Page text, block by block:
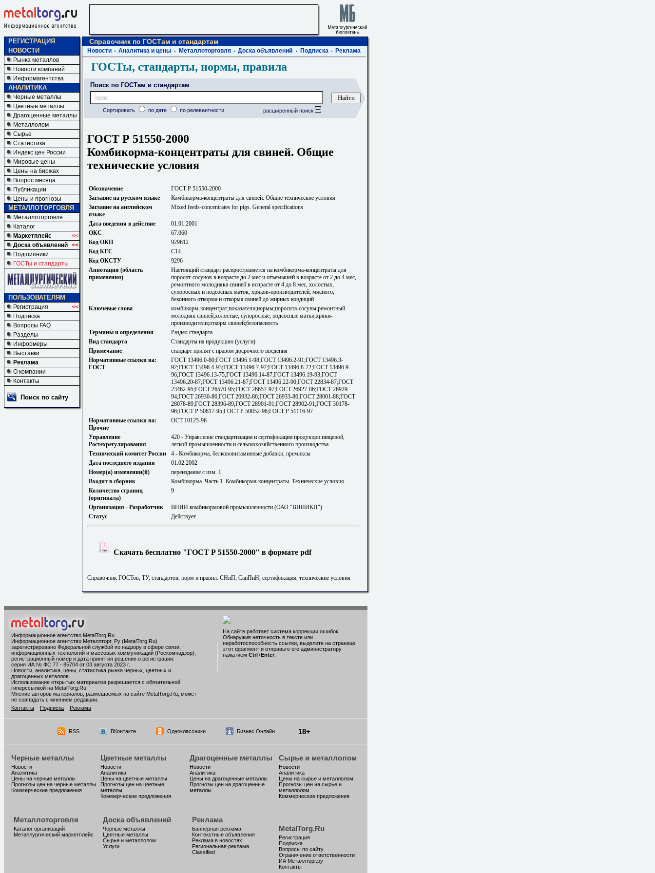
РЕГИСТРАЦИЯ
НОВОСТИ
Рынка металлов
Новости компаний
Информагентства
АНАЛИТИКА
Черные металлы
Цветные металлы
Драгоценные металлы
Металлолом
Сырье
Статистика
Индекс цен России
Мировые цены
Цены на биржах
Вопрос месяца
Публикации
Цены и прогнозы
МЕТАЛЛОТОРГОВЛЯ
Металлоторговля
Каталог
Маркетплейс
<<
Доска объявлений <<
Подшипники
ГОСТы и стандарты
ПОЛЬЗОВАТЕЛЯМ
Регистрация
<<
Подписка
Вопросы FAQ
Разделы
Информеры
Выставки
Реклама
О компании
Контакты
Поиск по сайту
Справочник по ГОСТам и стандартам
Новости Аналитика и цены Металлоторговля Доска объявлений Подписка Реклама
ГОСТы, стандарты, нормы, правила
Поиск по ГОСТам и стандартам
Сортировать по дате по релевантности расширенный поиск
ГОСТ Р 51550-2000
Комбикорма-концентраты для свиней. Общие
технические условия
Обозначение
ГОСТ Р 51550-2000
Заглавие на русском языке
Комбикорма-концентраты для свиней. Общие технические условия
Заглавие на английском
языке
Mixed feeds-concentrates for pigs. General specifications
Дата введения в действие
01.01.2001
ОКС
67.060
Код ОКП
929612
Код КГС
С14
Код ОКСТУ
9296
Аннотация (область
применения)
Настоящий стандарт распространяется на комбикорма-концентраты для
поросят-сосунов в возрасте до 2 мес и отъемышей в возрасте от 2 до 4 мес,
ремонтного молодняка свиней в возрасте от 4 до 8 мес, холостых,
супоросных и подсосных маток, хряков-производителей, мясного,
беконного откорма и откорма свиней до жирных кондиций
Ключевые слова
комбикорм-концентрат;показатели;нормы;поросята-сосуны;ремонтный
молодняк свиней;холостые, супоросные, подсосные матки;хряки-
производители;откорм свиней;безопасность
Термины и определения
Раздел стандарта
Вид стандарта
Стандарты на продукцию (услуги)
Примечание
стандарт принят с правом досрочного введения
Нормативные ссылки на:
ГОСТ
ГОСТ 13496.0-80;ГОСТ 13496.1-98;ГОСТ 13496.2-91;ГОСТ 13496.3-
92;ГОСТ 13496.4-93;ГОСТ 13496.7-97;ГОСТ 13496.8-72;ГОСТ 13496.9-
96;ГОСТ 13496.13-75;ГОСТ 13496.14-87;ГОСТ 13496.19-93;ГОСТ
13496.20-87;ГОСТ 13496.21-87;ГОСТ 13496.22-90;ГОСТ 22834-87;ГОСТ
23462-95;ГОСТ 26570-95;ГОСТ 26657-97;ГОСТ 26927-86;ГОСТ 26929-
94;ГОСТ 26930-86;ГОСТ 26932-86;ГОСТ 26933-86;ГОСТ 28001-88;ГОСТ
28078-89;ГОСТ 28396-89;ГОСТ 28901-91;ГОСТ 28902-91;ГОСТ 30178-
96;ГОСТ Р 50817-95;ГОСТ Р 50852-96;ГОСТ Р 51116-97
Нормативные ссылки на:
Прочие
ОСТ 10125-96
Управление
Ростехрегулирования
420 - Управление стандартизации и сертификации продукции пищевой,
легкой промышленности и сельскохозяйственного производства
Технический комитет России
4 - Комбикорма, белкововитаминные добавки, премиксы
Дата последнего издания
01.02.2002
Номер(а) изменении(й)
переиздание с изм. 1
Входит в сборник
Комбикорма. Часть 1. Комбикорма-концентраты. Технические условия
Количество страниц
(оригинала)
9
Организация - Разработчик
ВНИИ комбикормовой промышленности (ОАО "ВНИИКП")
Статус
Действует
Скачать бесплатно "ГОСТ Р 51550-2000" в формате pdf
Справочник ГОСТов, ТУ, стандартов, норм и правил. СНиП, СанПиН, сертификация, технические условия
Информационное агентство MetalTorg.Ru
Информационное агентство Металлторг. Ру (MetalTorg.Ru)
зарегистрировано Федеральной службой по надзору в сфере связи,
информационных технологий и массовых коммуникаций (Роскомнадзор),
регистрационный номер и дата принятия решения о регистрации:
серия ИА № ФС 77 - 85704 от 03 августа 2023 г.
Новости, аналитика, цены, статистика рынка черных, цветных и
драгоценных металлов.
Использование открытых материалов разрешается с обязательной
гиперссылкой на MetalTorg.Ru
Мнение авторов материалов, размещаемых на сайте MetalTorg.Ru, может
не совпадать с мнением редакции.
Контакты
Подписка Реклама
На сайте работает система коррекции ошибок.
Обнаружив неточность в тексте или
неработоспособность ссылки, выделите на странице
этот фрагмент и отправьте его администратору
нажатием Ctrl+Enter
RSS ВКонтакте Одноклассники Бизнес Онлайн 18+
Черные металлы
Новости
Аналитика
Цены на черные металлы
Прогнозы цен на черные металлы
Коммерческие предложения
Цветные металлы
Новости
Аналитика
Цены на цветные металлы
Прогнозы цен на цветные
металлы
Коммерческие предложения
Драгоценные металлы
Новости
Аналитика
Цены на драгоценные металлы
Прогнозы цен на драгоценные
металлы
Сырье и металлолом
Новости
Аналитика
Цены на сырье и металлолом
Прогнозы цен на сырье и
металлолом
Коммерческие предложения
Металлоторговля
Каталог организаций
Металлургический маркетплейс
Доска объявлений
Черные металлы
Цветные металлы
Сырье и металлолом
Услуги
Реклама
Баннерная реклама
Контекстные объявления
Реклама в новостях
Региональная реклама
Classified
MetalTorg.Ru
Регистрация
Подписка
Вопросы по сайту
Ограничение ответственности
ИА Металлторг.ру
Контакты